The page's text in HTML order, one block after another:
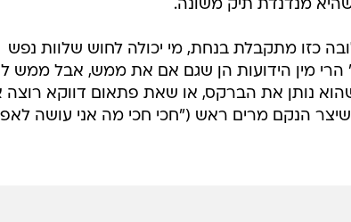
מנדנדת תיק משונה.
כזו מתקבלת בנחת, מי יכולה לחוש שלוות נפש
הרי מין הידועות הן שגם אם את ממש, אבל ממש
נותן את הברקס, או שאת פתאום דווקא רוצה
הנקם מרים ראש ("חכי חכי מה אני עושה